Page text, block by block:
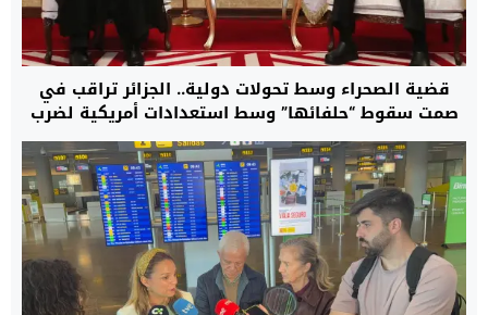
قضية الصحراء وسط تحولات دولية.. الجزائر تراقب في
صمت سقوط “حلفائها” وسط استعدادات أمريكية لضرب
إيران